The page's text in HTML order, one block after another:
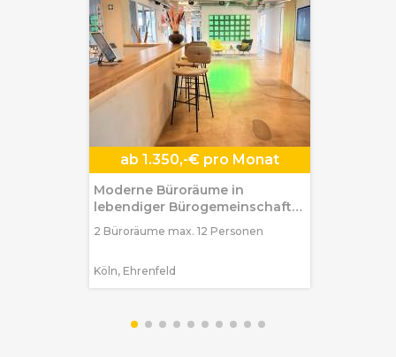
ab 1.350,-€ pro Monat
Moderne Büroräume in
lebendiger Bürogemeinschaft
in Köln-Ehrenfeld
2 Büroräume max. 12 Personen
Köln, Ehrenfeld